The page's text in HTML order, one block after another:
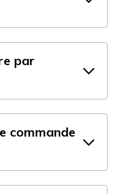
par
commande